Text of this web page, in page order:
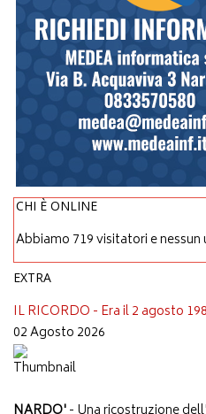
CHI È ONLINE
Abbiamo 719 visitatori e
EXTRA
IL RICORDO - Era il 2 agosto
02 Agosto 2026